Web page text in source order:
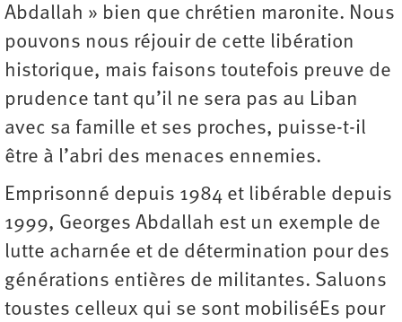
Abdallah » bien que chrétien maronite. Nous
pouvons nous réjouir de cette libération
historique, mais faisons toutefois preuve de
prudence tant qu’il ne sera pas au Liban
avec sa famille et ses proches, puisse-t-il
être à l’abri des menaces ennemies.
Emprisonné depuis 1984 et libérable depuis
1999, Georges Abdallah est un exemple de
lutte acharnée et de détermination pour des
générations entières de militantes. Saluons
toustes celleux qui se sont mobiliséEs pour